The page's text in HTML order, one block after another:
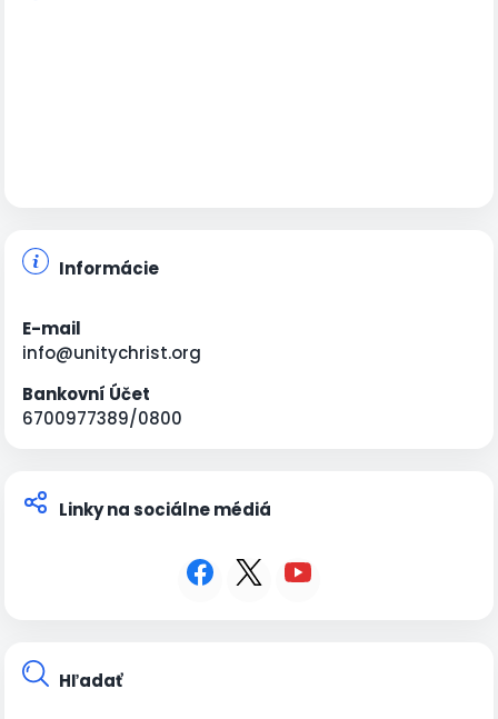
Informácie
E-mail
info@unitychrist.org
Bankovní Účet
6700977389/0800
Linky na sociálne médiá
Hľadať